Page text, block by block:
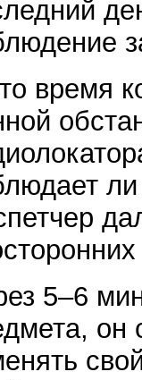
время
5–6
он